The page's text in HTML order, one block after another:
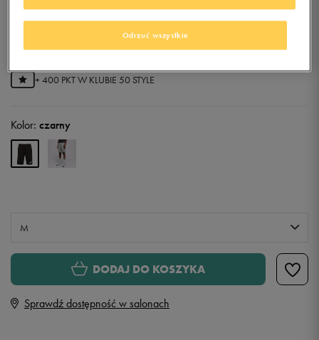
(najniższa cena z 30 dni przed obniżką)
79,99złz Vat
+ 400 PKT W KLUBIE 50 STYLE
Kolor: czarny
M
Powiadom o dostępności
M
DODAJ DO KOSZYKA
Sprawdź dostępność w salonach
Odrzuć wszystkie